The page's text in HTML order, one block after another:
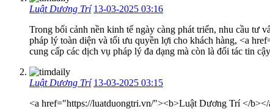
Luật Dương Trí 13-03-2025 03:16
Trong bối cảnh nền kinh tế ngày càng phát triển, nhu cầu tư
pháp lý toàn diện và tối ưu quyền lợi cho khách hàng, <a
cung cấp các dịch vụ pháp lý đa dạng mà còn là đối tác tin
Luật Dương Trí 13-03-2025 03:15
<a href="https://luatduongtri.vn/"><b>Luật Dương Trí </b></